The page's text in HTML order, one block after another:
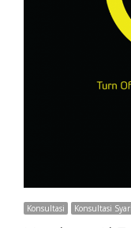
Konsultasi Konsultasi